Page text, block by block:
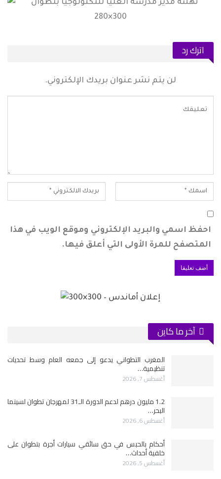
اترك رد
لن يتم نشر عنوان بريدك الإلكتروني.
احفظ اسمي والبريد الإلكتروني وموقع الويب في هذا
المتصفح للمرة الأولى التي أعلق فيها.
آخر ما كاين
المغرب التطواني يدعو إلى جمعه العام وسط تحديات
تنظيمية…
أغسطس 7, 2026
1.2 مليون درهم لدعم الدورة الـ31 لمهرجان تطوان لسينما
البحر…
أغسطس 6, 2026
أحكام بالحبس في حق سائقي سيارات أجرة بتطوان على
خلفية أحداث…
أغسطس 5, 2026